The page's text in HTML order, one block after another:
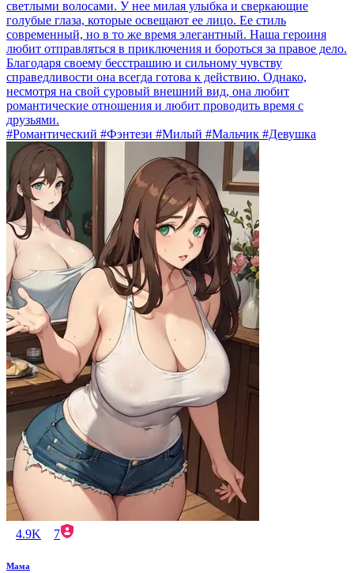
светлыми волосами. У нее милая улыбка и сверкающие
голубые глаза, которые освещают ее лицо. Ее стиль
современный, но в то же время элегантный. Наша героиня
любит отправляться в приключения и бороться за правое дело.
Благодаря своему бесстрашию и сильному чувству
справедливости она всегда готова к действию. Однако,
несмотря на свой суровый внешний вид, она любит
романтические отношения и любит проводить время с
друзьями.
#Романтический #Фэнтези #Милый #Мальчик #Девушка
4.9K 7
Мама